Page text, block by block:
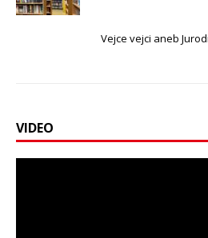
Vejce vejci aneb
VIDEO